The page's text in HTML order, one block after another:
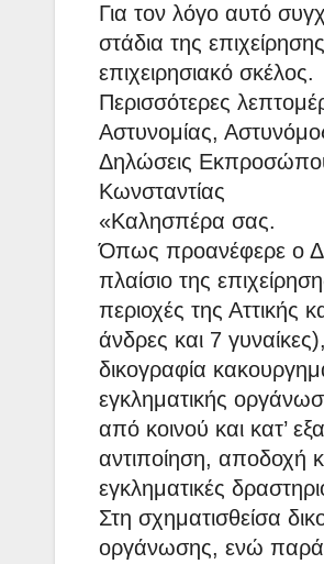
Για τον λόγο αυτό
στάδια της
επιχειρησιακό σκέλος.
Περισσότερες
Αστυνομίας,
Δηλώσεις
Κωνσταντίας
«Καλησπέρα σας.
Όπως προανέφερε ο
πλαίσιο της
περιοχές της Αττικής
άνδρες και 7
δικογραφία
εγκληματικής
από κοινού και κατ’
αντιποίηση, αποδοχή
εγκληματικές
Στη σχηματισθείσα
οργάνωσης, ενώ